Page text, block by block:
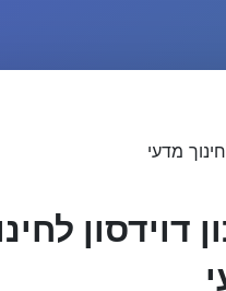
דוידסון